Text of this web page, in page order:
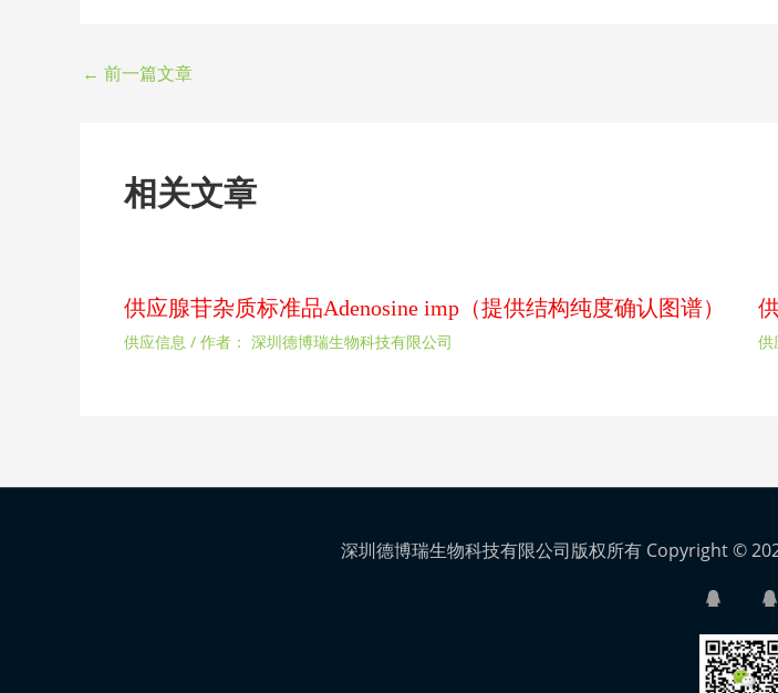
← 前一篇文章
相关文章
供应腺苷杂质标准品Adenosine imp（提供结构纯度确认图谱）
供应信息 / 作者： 深圳德博瑞生物科技有限公司 供
深圳德博瑞生物科技有限公司版权所有 Copyright ©